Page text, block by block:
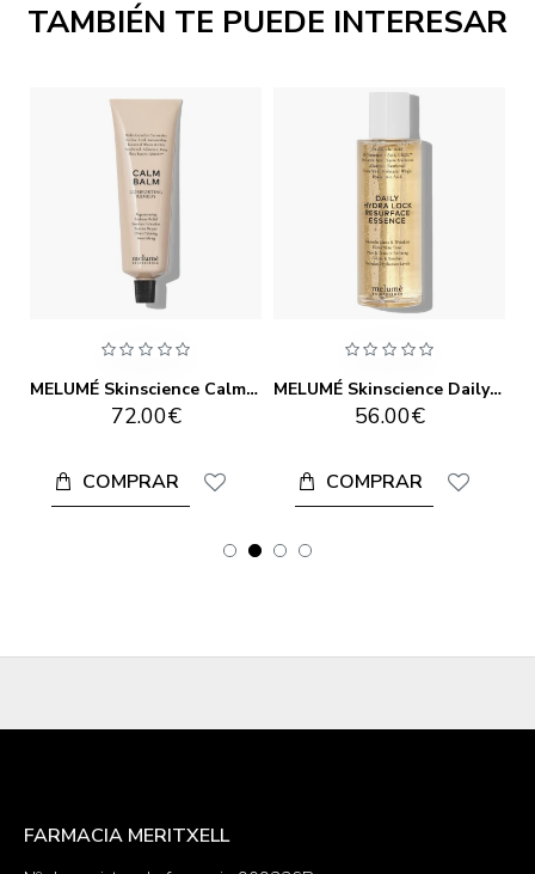
TAMBIÉN TE PUEDE INTERESAR
MELUMÉ Skinscience Calm Balm 75ml
72.00€
COMPRAR
MELUMÉ Skinscience Daily Hydra Lock Resurface Essence 150ml
56.00€
COMPRAR
FARMACIA MERITXELL